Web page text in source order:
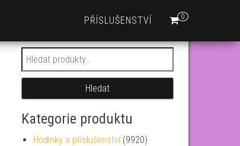
0
PŘÍSLUŠENSTVÍ
Hledat:
Hledat
Kategorie produktu
Hodinky a příslušenství (9920)